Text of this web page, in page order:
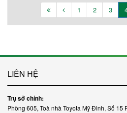
1 2 3
LIÊN HỆ
Trụ sở chính:
Phòng 605, Toà nhà Toyota Mỹ Đình, Số 15